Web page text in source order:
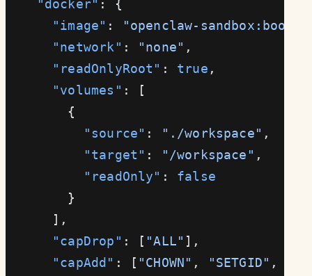
    "docker"
: {
      "image"
:
"openclaw-
      "network"
: "none" ,
      "readOnlyRoot"
: true ,
      "volumes"
: [
        {
          "source"
: "./workspace" ,
          "target"
: "/workspace" ,
          "readOnly"
: false
        }
      ],
      "capDrop"
: [ "ALL" ],
      "capAdd"
: [ "CHOWN" , "SETGID" ,